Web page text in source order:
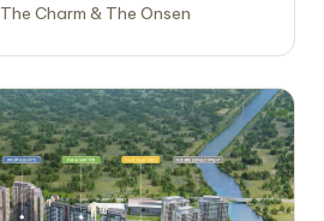
The Charm & The Onsen